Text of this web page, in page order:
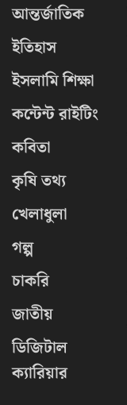
আন্তর্জাতিক
ইতিহাস
ইসলামি শিক্ষা
কন্টেন্ট রাইটিং
কবিতা
কৃষি তথ্য
খেলাধুলা
গল্প
চাকরি
জাতীয়
ডিজিটাল
ক্যারিয়ার